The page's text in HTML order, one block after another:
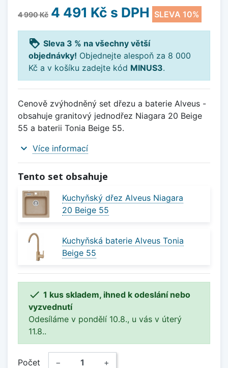
4 990 Kč 4 491 Kč s DPH SLEVA 10%
loyalty Sleva 3 % na všechny větší
objednávky! Objednejte alespoň za 8 000
Kč a v košíku zadejte kód MINUS3.
Cenově zvýhodněný set dřezu a baterie Alveus -
obsahuje granitový jednodřez Niagara 20 Beige
55 a baterii Tonia Beige 55.
expand_more Více informací
Tento set obsahuje
Kuchyňský dřez Alveus Niagara
20 Beige 55
Kuchyňská baterie Alveus Tonia
Beige 55
 1 kus skladem, ihned k odeslání nebo
vyzvednutí
Odesíláme v pondělí 10.8., u vás v úterý
11.8..
Počet − +